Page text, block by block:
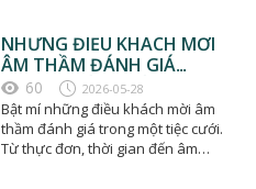
NHỮNG ĐIỀU KHÁCH MỜI
ÂM THẦM ĐÁNH GIÁ
TRONG TIỆC CƯỚI
60 2026-05-28
Bật mí những điều khách mời âm
thầm đánh giá trong một tiệc cưới.
Từ thực đơn, thời gian đến âm